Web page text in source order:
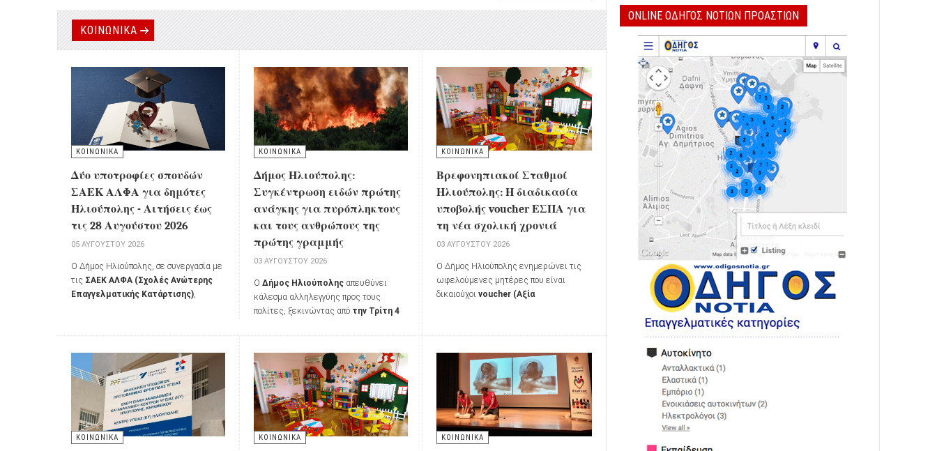
ΚΟΙΝΩΝΙΚΑ
ΚΟΙΝΩΝΙΚΑ
Δύο υποτροφίες σπουδών
ΣΑΕΚ ΑΛΦΑ για δημότες
Ηλιούπολης - Αιτήσεις έως
τις 28 Αυγούστου 2026
05 ΑΥΓΟΎΣΤΟΥ 2026
Ο Δήμος Ηλιούπολης, σε συνεργασία με
τις ΣΑΕΚ ΑΛΦΑ (Σχολές Ανώτερης
Επαγγελματικής Κατάρτισης)
υποτροφιών σπουδώνσε δημότες
τις σπουδές τους, αλλά αντιμετωπίζουν
οικονομικές δυσκολίες.
ΚΟΙΝΩΝΙΚΑ
Δήμος Ηλιούπολης:
Συγκέντρωση ειδών πρώτης
ανάγκης για πυρόπληκτους
και τους ανθρώπους της
πρώτης γραμμής
03 ΑΥΓΟΎΣΤΟΥ 2026
ΟΔήμος Ηλιούπολης απευθύνει
κάλεσμα αλληλεγγύης προς τους
πολίτες, ξεκινώντας από την Τρίτη 4
ειδών πρώτης ανάγκης για τους
κατοίκους των πυρόπληκτων περιοχών,
καθώς και για όσους συμμετέχουν στη
μάχη της κατάσβεσης των πυρκαγιών.
ΚΟΙΝΩΝΙΚΑ
Βρεφονηπιακοί Σταθμοί
Ηλιούπολης: Η διαδικασία
υποβολής voucher ΕΣΠΑ για
τη νέα σχολική χρονιά
03 ΑΥΓΟΎΣΤΟΥ 2026
Ο Δήμος Ηλιούπολης ενημερώνει τις
ωφελούμενες μητέρες που είναι
δικαιούχοιvoucher (Αξία
διαδικασία εγγραφής και τοποθέτησης
Παραρτήματα Αγωγής τηςΔιεύθυνσης
Διοίκησης Αλληλεγγύης, Φροντίδας
και Αγωγήςγια το σχολικό έτος
2026-
2027.
ΚΟΙΝΩΝΙΚΑ ΚΟΙΝΩΝΙΚΑ ΚΟΙΝΩΝΙΚΑ
ONLINE ΟΔΗΓΟΣ ΝΟΤΙΩΝ ΠΡΟΑΣΤΙΩΝ